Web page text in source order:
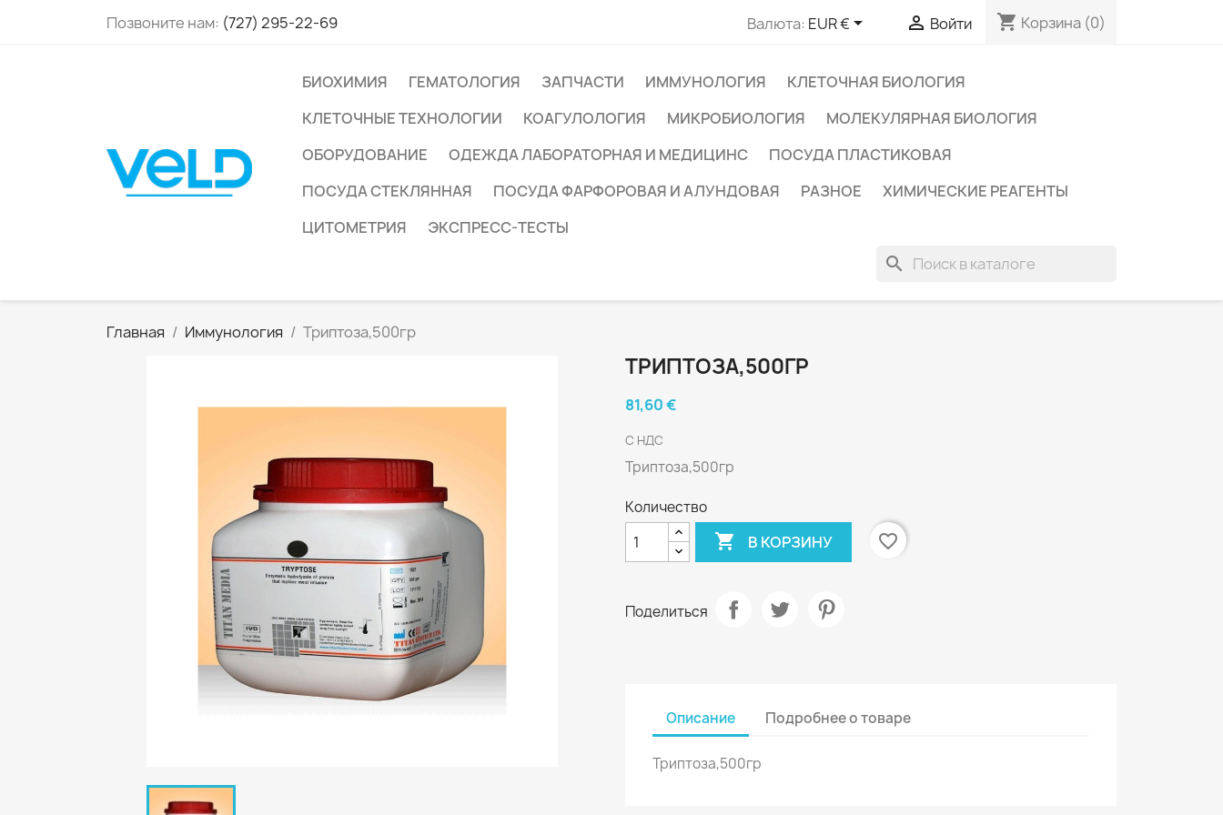
Позвоните нам: (727) 295-22-69 Валюта: EUR €  Войти shopping_cart Корзина (0)
БИОХИМИЯ ГЕМАТОЛОГИЯ ЗАПЧАСТИ ИММУНОЛОГИЯ
КЛЕТОЧНАЯ БИОЛОГИЯ
КЛЕТОЧНЫЕ ТЕХНОЛОГИИ
КОАГУЛОЛОГИЯ МИКРОБИОЛОГИЯ
МОЛЕКУЛЯРНАЯ БИОЛОГИЯ
ОБОРУДОВАНИЕ
ОДЕЖДА ЛАБОРАТОРНАЯ И МЕДИЦИНС
ПОСУДА ПЛАСТИКОВАЯ
ПОСУДА СТЕКЛЯННАЯ
ПОСУДА ФАРФОРОВАЯ И АЛУНДОВАЯ РАЗНОЕ
ХИМИЧЕСКИЕ РЕАГЕНТЫ
ЦИТОМЕТРИЯ
ЭКСПРЕСС-ТЕСТЫ
search
Главная Иммунология Триптоза,500гр
ТРИПТОЗА,500ГР
81,60 €
С НДС
Триптоза,500гр
Количество
 В КОРЗИНУ favorite_border
Поделиться
Описание Подробнее о товаре
Триптоза,500гр